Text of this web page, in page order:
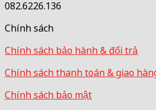
082.6226.136
Chính sách
Chính sách bảo hành & đổi trả
Chính sách thanh toán & giao
Chính sách bảo mật